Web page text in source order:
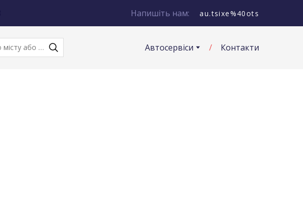
Напишіть нам: au.tsixe%40ots
Автосервіси Контакти